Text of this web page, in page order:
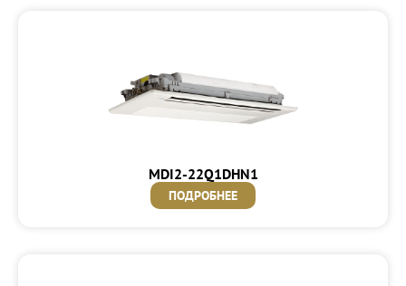
MDI2-22Q1DHN1
ПОДРОБНЕЕ